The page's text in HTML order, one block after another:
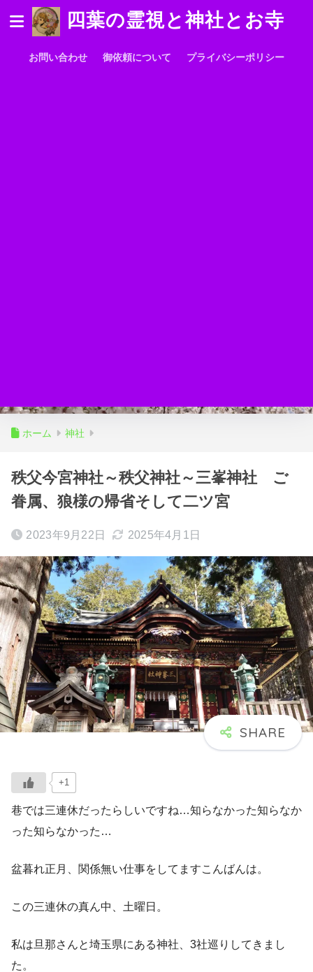
四葉の霊視と神社とお寺
お問い合わせ 御依頼について プライバシーポリシー
ホーム 神社
秩父今宮神社～秩父神社～三峯神社 ご
眷属、狼様の帰省そして二ツ宮
2023年9月22日 2025年4月1日
+1
巷では三連休だったらしいですね…知らなかった知らなか
った知らなかった…
盆暮れ正月、関係無い仕事をしてますこんばんは。
この三連休の真ん中、土曜日。
私は旦那さんと埼玉県にある神社、3社巡りしてきまし
た。